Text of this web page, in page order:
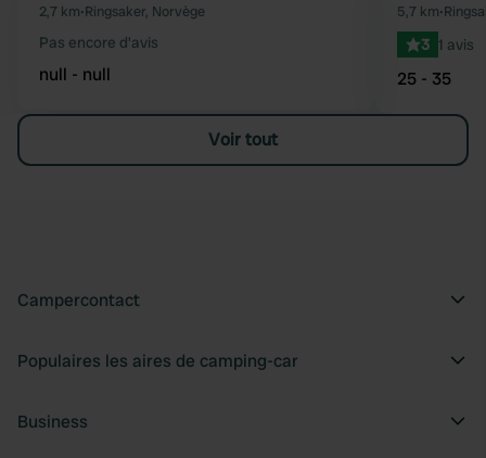
Préféré
2,7 km•Ringsaker, Norvège
Pas encore d'avis
null - null
5,7 km•
3 1 avis
25 - 35
Voir tout
Campercontact
Populaires les aires de camping-car
Business